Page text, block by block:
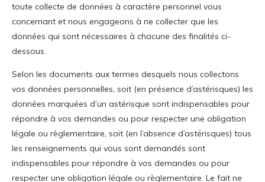
toute collecte de données à caractère personnel vous
concernant et nous engageons à ne collecter que les
données qui sont nécessaires à chacune des finalités ci-
dessous.
Selon les documents aux termes desquels nous collectons
vos données personnelles, soit (en présence d’astérisques) les
données marquées d’un astérisque sont indispensables pour
répondre à vos demandes ou pour respecter une obligation
légale ou règlementaire, soit (en l’absence d’astérisques) tous
les renseignements qui vous sont demandés sont
indispensables pour répondre à vos demandes ou pour
respecter une obligation légale ou règlementaire. Le fait ne